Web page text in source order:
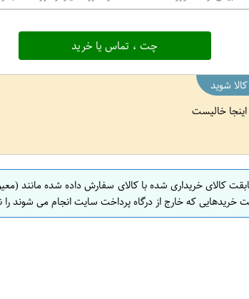
چت ، تماس یا خرید
شوید
اینجا خالیست
کالای خریداری شده با کالای سفارش داده شده مانند
که خارج از درگاه پرداخت سایت انجام می شوند را